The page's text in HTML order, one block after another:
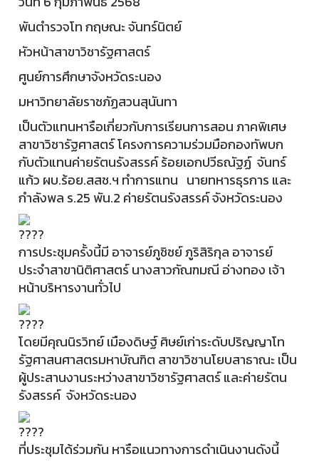
พันตำรวจโท กฤษณะ จันทร์นิตย์
หัวหน้าสาขาวิชารัฐศาสตร์
ศูนย์การศึกษาจังหวัดระนอง
มหาวิทยาลัยราชภัฏสวนสุนันทา
เป็นตัวแทนหารือเกี่ยวกับการเรียนการสอน ภาคพิเศษ
สาขาวิชารัฐศาสตร์ โครงการความร่วมมือกองทัพบก
กับตัวแทนค่ายรัตนรังสรรค์ ร้อยเอกปวีธณัฐฏ์ จันทร์
แก้ว ผบ.ร้อย.สสช.ฯ ทำการแทน นายทหารธุรการ และ
กำลังพล ร.25 พัน.2 ค่ายรัตนรังสรรค์ จังหวัดระนอง
การประชุมครั้งนี้มี อาจารย์ภูชิชย์ ภูริสิริกุล อาจารย์
ประจำสาขานิติศาสตร์ นางสาวกัณฑมณี อ่างทอง เจ้า
หน้าบริหารงานทั่วไป
โดยมีคุณนิรวิทย์ เมืองดิษฐ์ ศิษย์เก่าระดับปริญญาโท
รัฐศาสนศาสตรมหาบัณฑิต สาขาวิชานโยบสาธาณะ เป็น
ผู้ประสานงานระหว่างสาขาวิชารัฐศาสตร์ และค่ายรัตน
รังสรรค์ จังหวัดระนอง
ที่ประชุมได้ร่วมกัน หารือแนวทางการดำเนินงานดังนี้